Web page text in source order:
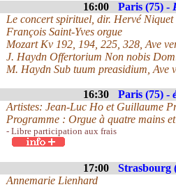
16:00 Paris (75) -
Le concert spirituel, dir. Hervé Niquet
François Saint-Yves orgue
Mozart Kv 192, 194, 225, 328, Ave
J. Haydn Offertorium Non nobis
M. Haydn Sub tuum preasidium, Ave
16:30 Paris (75) -
Artistes: Jean-Luc Ho et Guillaume
Programme : Orgue à quatre mains
- Libre participation aux frais
17:00 Strasbourg
Annemarie Lienhard